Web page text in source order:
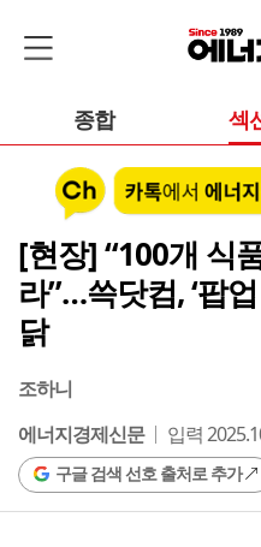
종합 섹
[현장] “100개 식
라”…쓱닷컴, ‘팝
닭
조하니
에너지경제신문
입력
구글 검색 선호 출처로 추가